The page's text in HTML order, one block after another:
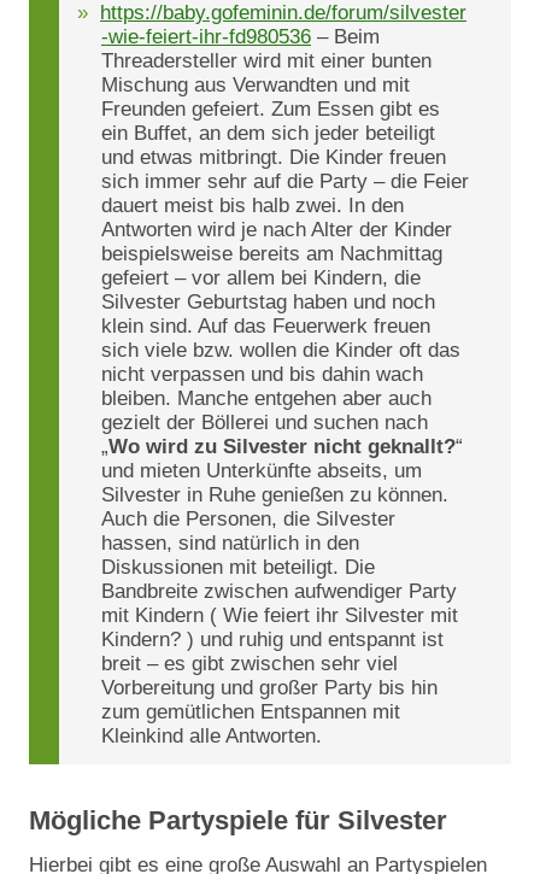
https://baby.gofeminin.de/forum/silvester
-wie-feiert-ihr-fd980536 – Beim
Threadersteller wird mit einer bunten
Mischung aus Verwandten und mit
Freunden gefeiert. Zum Essen gibt es
ein Buffet, an dem sich jeder beteiligt
und etwas mitbringt. Die Kinder freuen
sich immer sehr auf die Party – die Feier
dauert meist bis halb zwei. In den
Antworten wird je nach Alter der Kinder
beispielsweise bereits am Nachmittag
gefeiert – vor allem bei Kindern, die
Silvester Geburtstag haben und noch
klein sind. Auf das Feuerwerk freuen
sich viele bzw. wollen die Kinder oft das
nicht verpassen und bis dahin wach
bleiben. Manche entgehen aber auch
gezielt der Böllerei und suchen nach
„Wo wird zu Silvester nicht geknallt?“
und mieten Unterkünfte abseits, um
Silvester in Ruhe genießen zu können.
Auch die Personen, die Silvester
hassen, sind natürlich in den
Diskussionen mit beteiligt. Die
Bandbreite zwischen aufwendiger Party
mit Kindern ( Wie feiert ihr Silvester mit
Kindern? ) und ruhig und entspannt ist
breit – es gibt zwischen sehr viel
Vorbereitung und großer Party bis hin
zum gemütlichen Entspannen mit
Kleinkind alle Antworten.
Mögliche Partyspiele für Silvester
Hierbei gibt es eine große Auswahl an Partyspielen